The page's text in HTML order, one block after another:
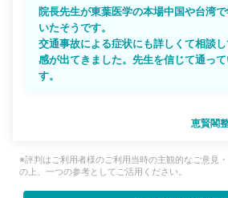
院長先生が東葉医学の本場中国や台湾
いたそうです。
交通事故による症状にも詳しくて相談
感が出てきました。先生を信じて通っ
す。
恵賢閣
※評判はご利用者様のご利用当時の主観的なご意見
の上、一つの参考としてご活用ください。